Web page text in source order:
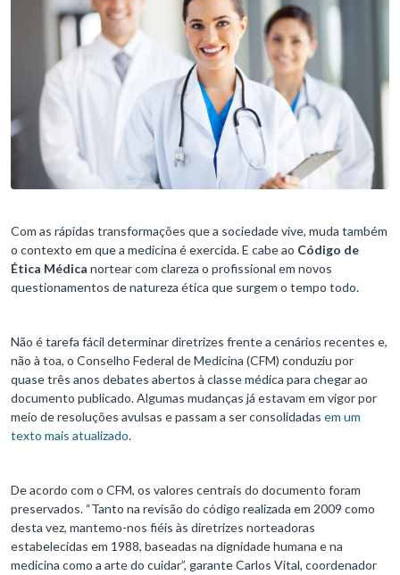
Com as rápidas transformações que a sociedade vive, muda também
o contexto em que a medicina é exercida. E cabe ao Código de
Ética Médica nortear com clareza o profissional em novos
questionamentos de natureza ética que surgem o tempo todo.
Não é tarefa fácil determinar diretrizes frente a cenários recentes e,
não à toa, o Conselho Federal de Medicina (CFM) conduziu por
quase três anos debates abertos à classe médica para chegar ao
documento publicado. Algumas mudanças já estavam em vigor por
meio de resoluções avulsas e passam a ser consolidadas em um
texto mais atualizado.
De acordo com o CFM, os valores centrais do documento foram
preservados. “Tanto na revisão do código realizada em 2009 como
desta vez, mantemo-nos fiéis às diretrizes norteadoras
estabelecidas em 1988, baseadas na dignidade humana e na
medicina como a arte do cuidar”, garante Carlos Vital, coordenador